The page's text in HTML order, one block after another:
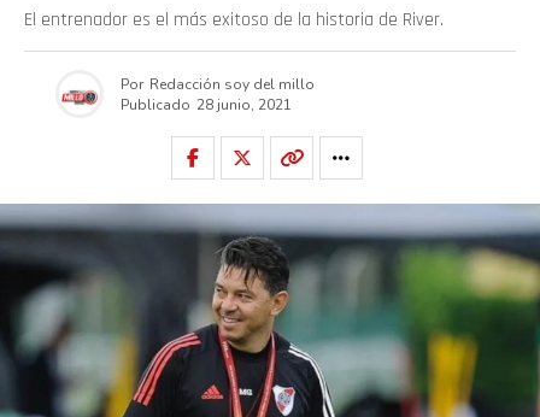
El entrenador es el más exitoso de la historia de River.
Por Redacción soy del millo
Publicado 28 junio, 2021